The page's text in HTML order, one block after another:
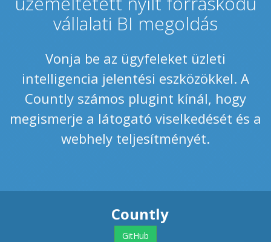
vállalati BI megoldás
Vonja be az ügyfeleket üzleti
intelligencia jelentési eszközökkel. A
Countly számos plugint kínál, hogy
megismerje a látogató viselkedését és a
webhely teljesítményét.
Countly
GitHub